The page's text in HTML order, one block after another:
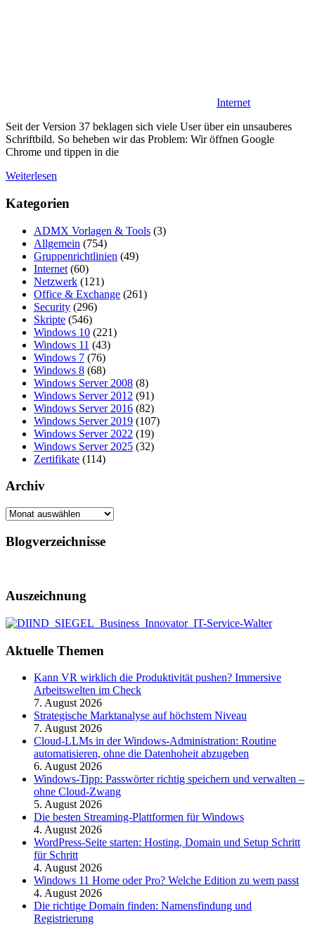
Internet
Seit der Version 37 beklagen sich viele User über ein unsauberes
Schriftbild. So beheben wir das Problem: Wir öffnen Google
Chrome und tippen in die
Weiterlesen
Kategorien
ADMX Vorlagen & Tools (3)
Allgemein (754)
Gruppenrichtlinien (49)
Internet (60)
Netzwerk (121)
Office & Exchange (261)
Security (296)
Skripte (546)
Windows 10 (221)
Windows 11 (43)
Windows 7 (76)
Windows 8 (68)
Windows Server 2008 (8)
Windows Server 2012 (91)
Windows Server 2016 (82)
Windows Server 2019 (107)
Windows Server 2022 (19)
Windows Server 2025 (32)
Zertifikate (114)
Archiv
Archiv
Blogverzeichnisse
Auszeichnung
Aktuelle Themen
Kann VR wirklich die Produktivität pushen? Immersive
Arbeitswelten im Check
7. August 2026
Strategische Marktanalyse auf höchstem Niveau
7. August 2026
Cloud-LLMs in der Windows-Administration: Routine
automatisieren, ohne die Datenhoheit abzugeben
6. August 2026
Windows-Tipp: Passwörter richtig speichern und verwalten –
ohne Cloud-Zwang
5. August 2026
Die besten Streaming-Plattformen für Windows
4. August 2026
WordPress-Seite starten: Hosting, Domain und Setup Schritt
für Schritt
4. August 2026
Windows 11 Home oder Pro? Welche Edition zu wem passt
4. August 2026
Die richtige Domain finden: Namensfindung und
Registrierung